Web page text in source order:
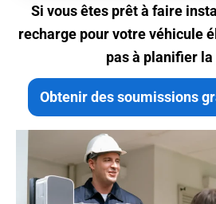
Si vous êtes prêt à faire
recharge pour votre véhicule
pas à planifier la
Obtenir des soumissions